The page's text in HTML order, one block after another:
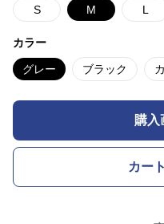
S M L
カラー
グレー ブラック
購入
カー